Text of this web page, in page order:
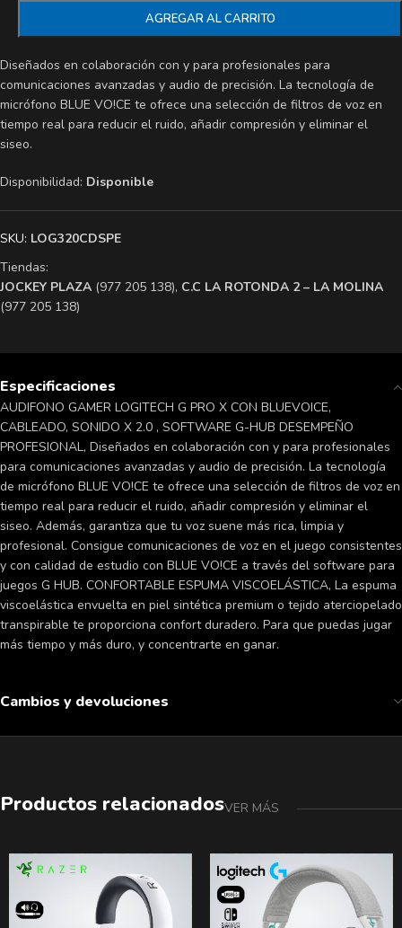
AGREGAR AL CARRITO
Diseñados en colaboración con y para profesionales para
comunicaciones avanzadas y audio de precisión. La tecnología de
micrófono BLUE VO!CE te ofrece una selección de filtros de voz en
tiempo real para reducir el ruido, añadir compresión y eliminar el
siseo.
Disponibilidad: Disponible
SKU: LOG320CDSPE
Tiendas:
​JOCKEY PLAZA (977 205 138), ​C.C LA ROTONDA 2 – LA MOLINA
(977 205 138)
Especificaciones
AUDIFONO GAMER LOGITECH G PRO X CON BLUEVOICE,
CABLEADO, SONIDO X 2.0 , SOFTWARE G-HUB DESEMPEÑO
PROFESIONAL, Diseñados en colaboración con y para profesionales
para comunicaciones avanzadas y audio de precisión. La tecnología
de micrófono BLUE VO!CE te ofrece una selección de filtros de voz en
tiempo real para reducir el ruido, añadir compresión y eliminar el
siseo. Además, garantiza que tu voz suene más rica, limpia y
profesional. Consigue comunicaciones de voz en el juego consistentes
y con calidad de estudio con BLUE VO!CE a través del software para
juegos G HUB. CONFORTABLE ESPUMA VISCOELÁSTICA, La espuma
viscoelástica envuelta en piel sintética premium o tejido aterciopelado
transpirable te proporciona confort duradero. Para que puedas jugar
más tiempo y más duro, y concentrarte en ganar.
Cambios y devoluciones
Productos relacionadosVER MÁS